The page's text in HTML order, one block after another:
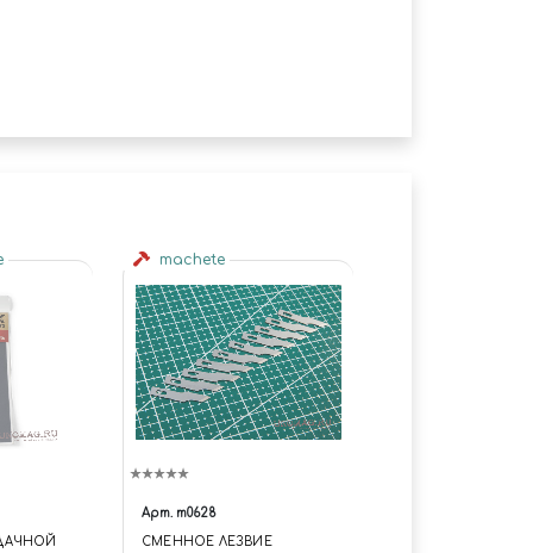
machete
Арт. m0628
СМЕННОЕ ЛЕЗВИЕ